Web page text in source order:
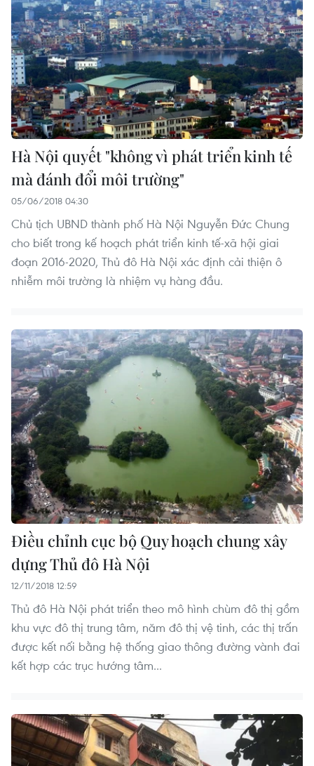
Hà Nội quyết "không vì phát triển kinh tế
mà đánh đổi môi trường"
05/06/2018 04:30
Chủ tịch UBND thành phố Hà Nội Nguyễn Đức Chung
cho biết trong kế hoạch phát triển kinh tế-xã hội giai
đoạn 2016-2020, Thủ đô Hà Nội xác định cải thiện ô
nhiễm môi trường là nhiệm vụ hàng đầu.
Điều chỉnh cục bộ Quy hoạch chung xây
dựng Thủ đô Hà Nội
12/11/2018 12:59
Thủ đô Hà Nội phát triển theo mô hình chùm đô thị gồm
khu vực đô thị trung tâm, năm đô thị vệ tinh, các thị trấn
được kết nối bằng hệ thống giao thông đường vành đai
kết hợp các trục hướng tâm...